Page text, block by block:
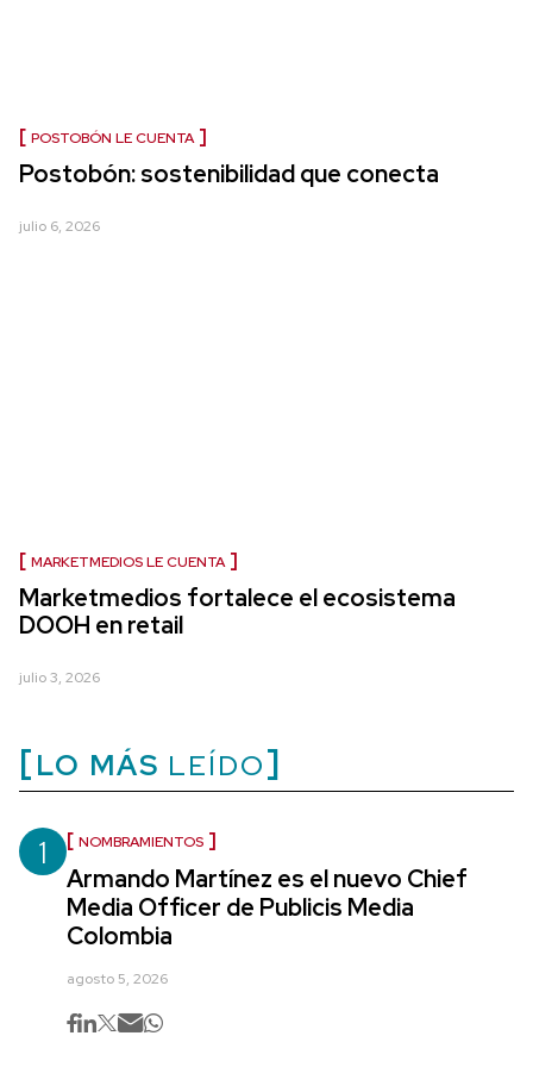
POSTOBÓN LE CUENTA
Postobón: sostenibilidad que conecta
julio 6, 2026
MARKETMEDIOS LE CUENTA
Marketmedios fortalece el ecosistema
DOOH en retail
julio 3, 2026
LO MÁS LEÍDO
1 NOMBRAMIENTOS
Armando Martínez es el nuevo Chief
Media Officer de Publicis Media
Colombia
agosto 5, 2026